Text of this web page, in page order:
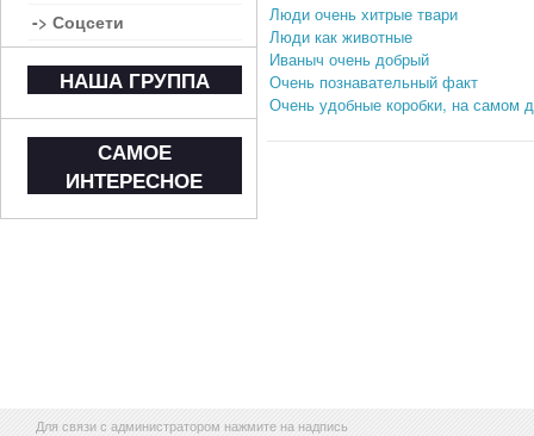
Люди очень хитрые твари
Люди как животные
Иваныч очень добрый
Очень познавательный факт
Очень удобные коробки, на самом
-> Соцсети
НАША ГРУППА
САМОЕ
ИНТЕРЕСНОЕ
Для связи с администратором нажмите на надпись